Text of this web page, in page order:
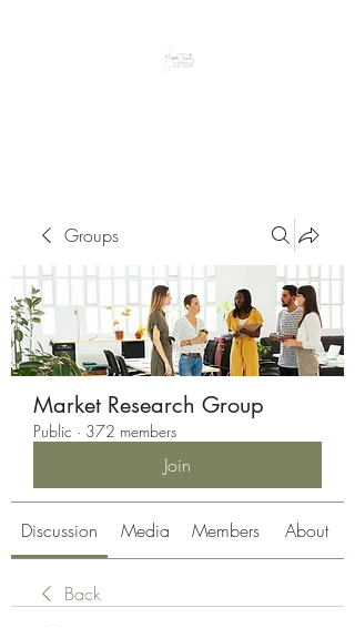
Groups
Market Research Group
Public · 372 members
Join
Discussion Media Members About
Back